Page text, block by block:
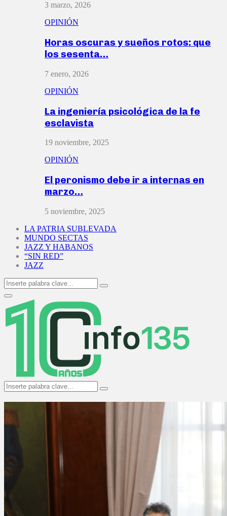
3 marzo, 2026
OPINIÓN
Horas oscuras y sueños rotos: que
los sesenta…
7 enero, 2026
OPINIÓN
La ingeniería psicológica de la fe
esclavista
19 noviembre, 2025
OPINIÓN
El peronismo debe ir a internas en
marzo…
5 noviembre, 2025
LA PATRIA SUBLEVADA
MUNDO SECTAS
JAZZ Y HABANOS
“SIN RED”
JAZZ
Search
for:
Search
Primary
Menu
Search
for:
Search